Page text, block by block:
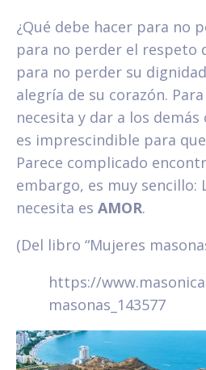
¿Qué debe hacer para no
para no perder el respeto
para no perder su
alegría de su corazón.
necesita y dar a los demás
es imprescindible para
Parece complicado
embargo, es muy sencillo:
necesita es AMOR.
(Del libro “Mujeres
https://
masonas_143577